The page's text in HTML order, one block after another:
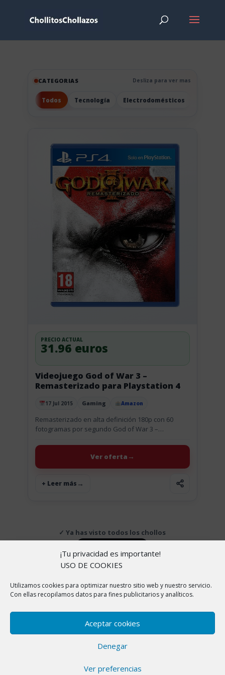
¡Tu privacidad es importante!
USO DE COOKIES
Utilizamos cookies para optimizar nuestro sitio web y nuestro servicio.
Con ellas recopilamos datos para fines publicitarios y analíticos.
Aceptar cookies
Denegar
Ver preferencias
CATEGORIAS Desliza para ver mas
Todos Tecnología Electrodomésticos
Publicado el
17 Jul 2015 Gaming Amazon
Videojuego God of War 3 –
Remasterizado para Playstation 4
PRECIO ACTUAL
31.96 euros
Remasterizado en alta definición 180p con 60
fotogramas por segundo God of War 3 –
pasado, el despiadado guerrero Kratos se...
+ Leer más
Ver oferta
✓ Ya has visto todos los chollos
Copyright © 2026 |Aviso Legal|Política de
cookies|Política de Privacidad|Sobre nosotros
En ChollitosChollazos.com participamos en programas
de afiliación de AliExpress, Amazon y otras
plataformas. Esto significa que si haces clic en algunos
recibimos una pequeña comisión sin que a ti te cueste